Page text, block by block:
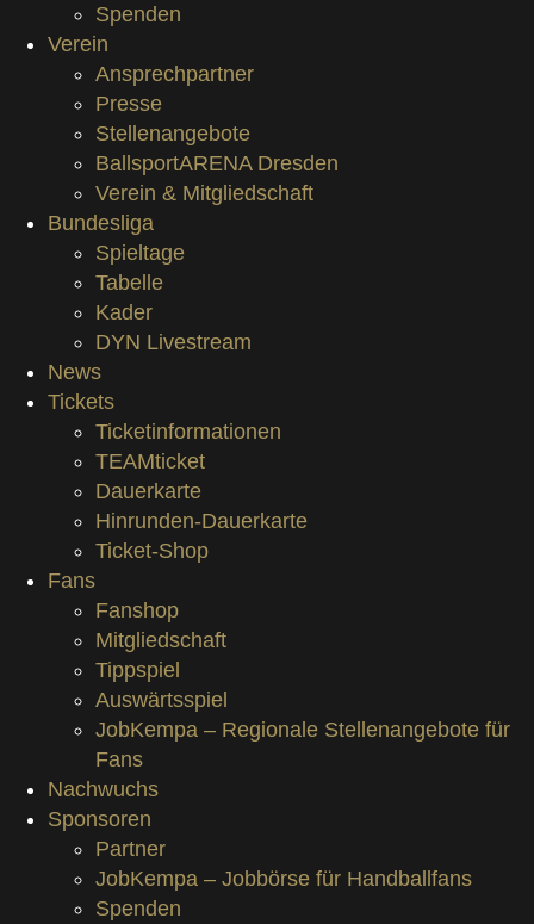
Spenden
Verein
Ansprechpartner
Presse
Stellenangebote
BallsportARENA Dresden
Verein & Mitgliedschaft
Bundesliga
Spieltage
Tabelle
Kader
DYN Livestream
News
Tickets
Ticketinformationen
TEAMticket
Dauerkarte
Hinrunden-Dauerkarte
Ticket-Shop
Fans
Fanshop
Mitgliedschaft
Tippspiel
Auswärtsspiel
JobKempa – Regionale Stellenangebote für
Fans
Nachwuchs
Sponsoren
Partner
JobKempa – Jobbörse für Handballfans
Spenden